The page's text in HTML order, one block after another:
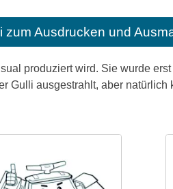
Ausdrucken und
produziert wird. Sie wurde
Gulli ausgestrahlt, aber